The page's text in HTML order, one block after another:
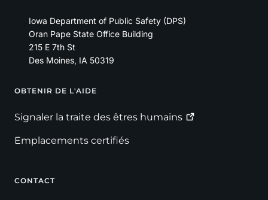
Iowa Department of Public Safety (DPS)
Oran Pape State Office Building
215 E 7th St
Des Moines, IA 50319
Footer
OBTENIR DE L'AIDE
Signaler la traite des êtres humains
Emplacements certifiés
CONTACT